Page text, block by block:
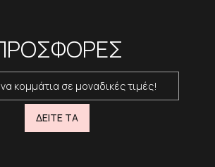
κομμάτια σε μοναδικές τιμές!
ΔΕΙΤΕ ΤΑ